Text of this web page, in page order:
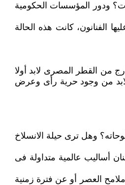
ودور المؤسسات الحكومية
الفنانون، كانت هذه الحالة
من القطر المصرى لابد أولا
لابد من وجود حرية رأى وعرض
وهل ترى حيلة الانسلاخ
أساليب عالمية متداولة فى
ملامح العصر أو عن فترة زمنية